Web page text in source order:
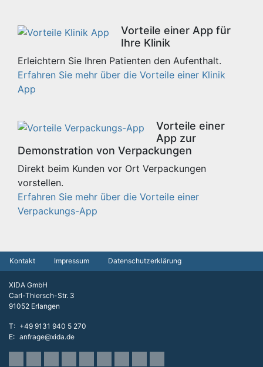
Vorteile einer App für
Ihre Klinik
Erleichtern Sie Ihren Patienten den Aufenthalt.
Erfahren Sie mehr über die Vorteile einer Klinik
App
Vorteile einer
App zur
Demonstration von Verpackungen
Direkt beim Kunden vor Ort Verpackungen
vorstellen.
Erfahren Sie mehr über die Vorteile einer
Verpackungs-App
Kontakt Impressum Datenschutzerklärung
XIDA GmbH
Carl-Thiersch-Str. 3
91052 Erlangen
T
+49 9131 940 5 270
E
anfrage@xida.de